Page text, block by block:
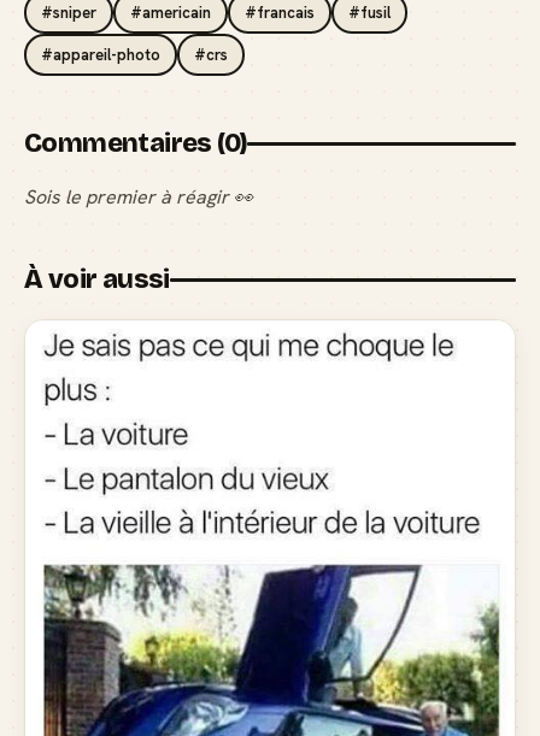
#sniper #americain #francais #fusil
#appareil-photo #crs
Commentaires (0)
Sois le premier à réagir 👀
À voir aussi